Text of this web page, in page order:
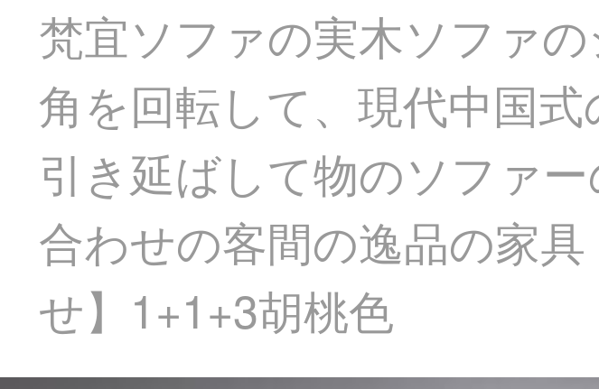
梵宜ソファの実木ソファ
角を回転して、現代中国
引き延ばして物のソファ
合わせの客間の逸品の家
せ】1+1+3胡桃色